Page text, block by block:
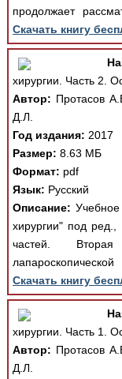
продолжает
Скачать книгу
хирургии. Часть 2.
Автор: Протасов
Д.Л.
Год издания: 2017
Размер: 8.63 МБ
Формат: pdf
Язык: Русский
Описание: Учебное
хирургии" под ред.,
частей.
Скачать книгу
хирургии. Часть 1.
Автор: Протасов
Д.Л.